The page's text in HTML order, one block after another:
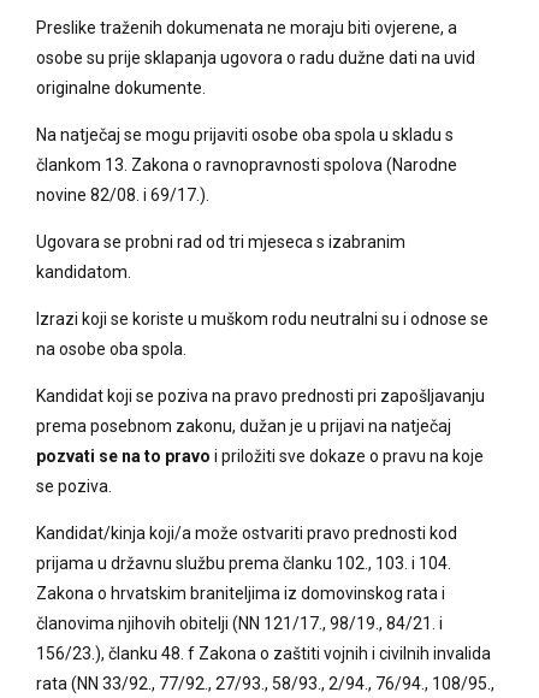
Preslike traženih dokumenata ne moraju biti ovjerene, a
osobe su prije sklapanja ugovora o radu dužne dati na uvid
originalne dokumente.
Na natječaj se mogu prijaviti osobe oba spola u skladu s
člankom 13. Zakona o ravnopravnosti spolova (Narodne
novine 82/08. i 69/17.).
Ugovara se probni rad od tri mjeseca s izabranim
kandidatom.
Izrazi koji se koriste u muškom rodu neutralni su i odnose se
na osobe oba spola.
Kandidat koji se poziva na pravo prednosti pri zapošljavanju
prema posebnom zakonu, dužan je u prijavi na natječaj
pozvati se na to pravo i priložiti sve dokaze o pravu na koje
se poziva.
Kandidat/kinja koji/a može ostvariti pravo prednosti kod
prijama u državnu službu prema članku 102., 103. i 104.
Zakona o hrvatskim braniteljima iz domovinskog rata i
članovima njihovih obitelji (NN 121/17., 98/19., 84/21. i
156/23.), članku 48. f Zakona o zaštiti vojnih i civilnih invalida
rata (NN 33/92., 77/92., 27/93., 58/93., 2/94., 76/94., 108/95.,